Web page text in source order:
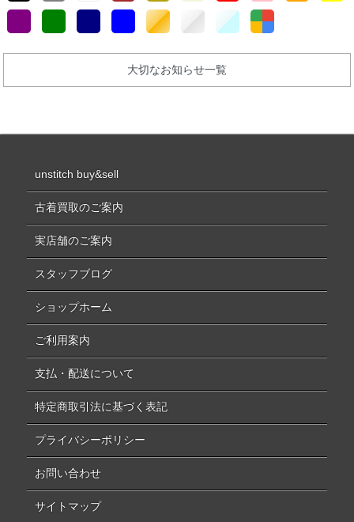
大切なお知らせ一覧
unstitch buy&sell
古着買取のご案内
実店舗のご案内
スタッフブログ
ショップホーム
ご利用案内
支払・配送について
特定商取引法に基づく表記
プライバシーポリシー
お問い合わせ
サイトマップ